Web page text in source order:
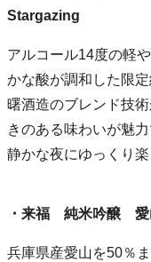
Stargazing
アルコール14度の軽
かな酸が調和した限定
曙酒造のブレンド技
きのある味わいが魅力
静かな夜にゆっくり
・来福 純米吟醸 愛
兵庫県産愛山を50％